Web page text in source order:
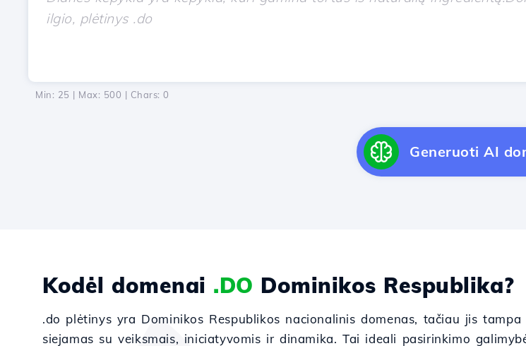
Min: 25 | Max: 500 | Chars: 0
Generuoti AI
Kodėl domenai .DO Dominikos Respublika?
.do plėtinys yra Dominikos Respublikos nacionalinis domenas, tačiau jis
siejamas su veiksmais, iniciatyvomis ir dinamika. Tai ideali pasirinkimo